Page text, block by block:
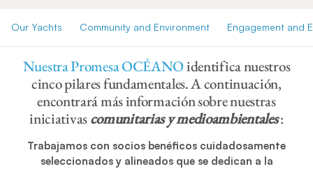
Our Yachts Community and Environment Engagement and
Nuestra Promesa OCÉANOidentifica nuestros
cinco pilares fundamentales. A continuación,
encontrará más información sobre nuestras
iniciativascomunitarias y medioambientales:
Trabajamos con socios benéficos cuidadosamente
seleccionados y alineados que se dedican a la